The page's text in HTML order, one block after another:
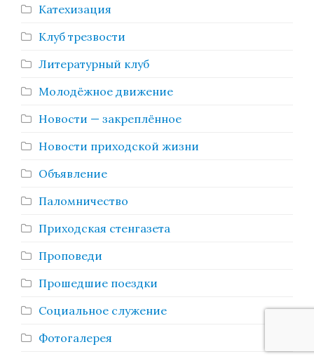
Катехизация
Клуб трезвости
Литературный клуб
Молодёжное движение
Новости — закреплённое
Новости приходской жизни
Объявление
Паломничество
Приходская стенгазета
Проповеди
Прошедшие поездки
Социальное служение
Фотогалерея